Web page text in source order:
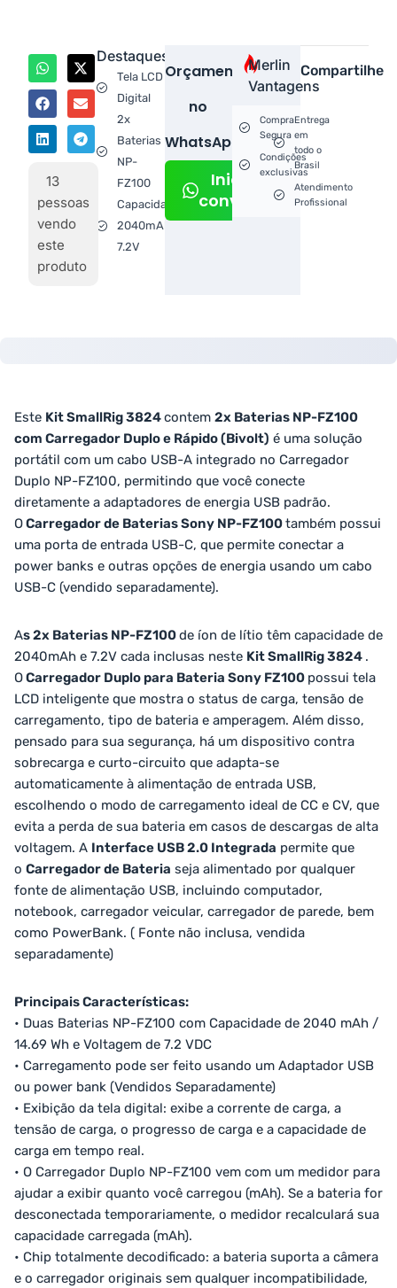
Destaques
Tela LCD
Digital
2x
Baterias
NP-
FZ100
Capacidade
2040mAh /
7.2V
Orçamento
no
WhatsApp!
Iniciar
conversa
Compartilhe
13
pessoas
vendo
este
produto
Merlin
Vantagens
Compra
Segura
Condições
exclusivas
Entrega
em
todo o
Brasil
Atendimento
Profissional
Este Kit SmallRig 3824contem 2x Baterias NP-FZ100
com Carregador Duplo e Rápido (Bivolt) é uma solução
portátil com um cabo USB-A integrado no Carregador
Duplo NP-FZ100, permitindo que você conecte
diretamente a adaptadores de energia USB padrão.
OCarregador de Baterias Sony NP-FZ100também possui
uma porta de entrada USB-C, que permite conectar a
power banks e outras opções de energia usando um cabo
USB-C (vendido separadamente).
As 2x Baterias NP-FZ100de íon de lítio têm capacidade de
2040mAh e 7.2V cada inclusas neste Kit SmallRig 3824 .
OCarregador Duplo para Bateria Sony FZ100 possui tela
LCD inteligente que mostra o status de carga, tensão de
carregamento, tipo de bateria e amperagem. Além disso,
pensado para sua segurança, há um dispositivo contra
sobrecarga e curto-circuito que adapta-se
automaticamente à alimentação de entrada USB,
escolhendo o modo de carregamento ideal de CC e CV, que
evita a perda de sua bateria em casos de descargas de alta
voltagem. A Interface USB 2.0 Integrada permite que
o Carregador de Bateria seja alimentado por qualquer
fonte de alimentação USB, incluindo computador,
notebook, carregador veicular, carregador de parede, bem
como PowerBank. ( Fonte não inclusa, vendida
separadamente)
Principais Características:
• Duas Baterias NP-FZ100 com Capacidade de 2040 mAh /
14.69 Wh e Voltagem de 7.2 VDC
• Carregamento pode ser feito usando um Adaptador USB
ou power bank (Vendidos Separadamente)
• Exibição da tela digital: exibe a corrente de carga, a
tensão de carga, o progresso de carga e a capacidade de
carga em tempo real.
• O Carregador Duplo NP-FZ100 vem com um medidor para
ajudar a exibir quanto você carregou (mAh). Se a bateria for
desconectada temporariamente, o medidor recalculará sua
capacidade carregada (mAh).
• Chip totalmente decodificado: a bateria suporta a câmera
e o carregador originais sem qualquer incompatibilidade,